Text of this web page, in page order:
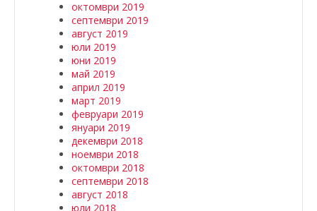
октомври 2019
септември 2019
август 2019
юли 2019
юни 2019
май 2019
април 2019
март 2019
февруари 2019
януари 2019
декември 2018
ноември 2018
октомври 2018
септември 2018
август 2018
юли 2018